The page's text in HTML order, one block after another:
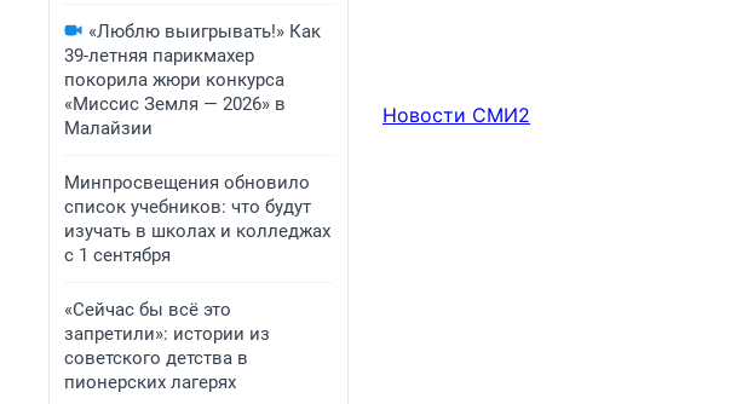
«Люблю выигрывать!» Как
39-летняя парикмахер
покорила жюри конкурса
«Миссис Земля — 2026» в
Малайзии
Минпросвещения обновило
список учебников: что будут
изучать в школах и колледжах
с 1 сентября
«Сейчас бы всё это
запретили»: истории из
советского детства в
пионерских лагерях
Новости СМИ2